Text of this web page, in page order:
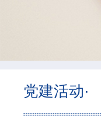
党建活动·